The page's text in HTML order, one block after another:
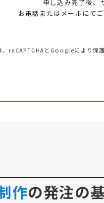
申し込み完了後、
お電話またはメールにて
、reCAPTCHAとGoogleにより保
作の発注の